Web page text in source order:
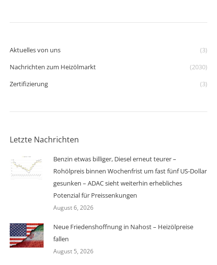
Aktuelles von uns
(3)
Nachrichten zum Heizölmarkt
(2030)
Zertifizierung
(3)
Letzte Nachrichten
Benzin etwas billiger, Diesel erneut teurer –
Rohölpreis binnen Wochenfrist um fast fünf US-Dollar
gesunken – ADAC sieht weiterhin erhebliches
Potenzial für Preissenkungen
August 6, 2026
Neue Friedenshoffnung in Nahost – Heizölpreise
fallen
August 5, 2026